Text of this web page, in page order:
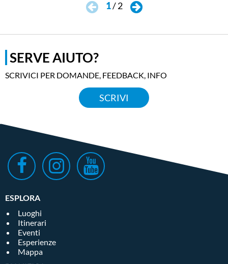
1/2
SERVE AIUTO?
SCRIVICI PER DOMANDE, FEEDBACK, INFO
SCRIVI
ESPLORA
Luoghi
Itinerari
Eventi
Esperienze
Mappa